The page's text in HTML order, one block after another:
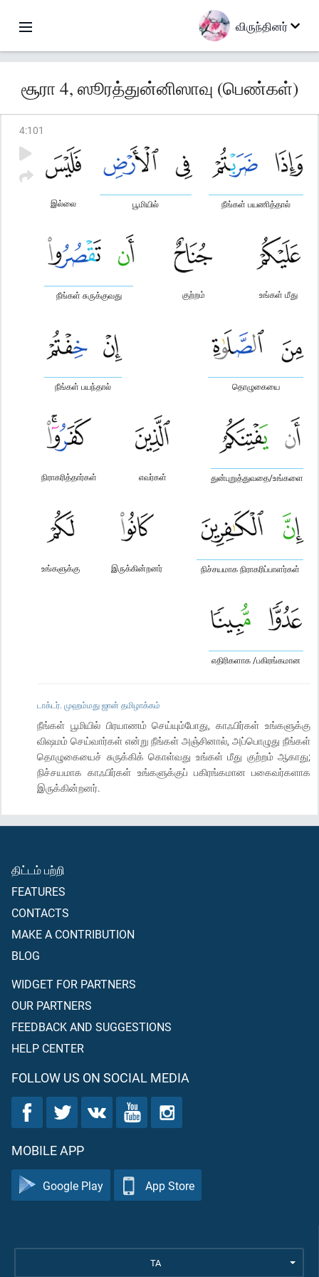
விருந்தினர்
சூரா 4, ஸூரத்துன்னிஸாவு (பெண்கள்)
4:101
நீங்கள் பயணித்தால்
பூமியில்
இல்லை
உங்கள் மீது
குற்றம்
நீங்கள் சுருக்குவது
தொழுகையை
நீங்கள் பயந்தால்
துன்புறுத்துவதை/உங்களை
எவர்கள்
நிராகரித்தார்கள்
நிச்சயமாக நிராகரிப்பாளர்கள்
இருக்கின்றனர்
உங்களுக்கு
எதிரிகளாக /பகிரங்கமான
டாக்டர். முஹம்மது ஜான் தமிழாக்கம்
நீங்கள் பூமியில் பிரயாணம் செய்யும்போது, காஃபிர்கள் உங்களுக்கு
விஷமம் செய்வார்கள் என்று நீங்கள் அஞ்சினால், அப்பொழுது நீங்கள்
தொழுகையைச் சுருக்கிக் கொள்வது உங்கள் மீது குற்றம் ஆகாது;
நிச்சயமாக காஃபிர்கள் உங்களுக்குப் பகிரங்கமான பகைவர்களாக
இருக்கின்றனர்.
திட்டம் பற்றி
FEATURES
CONTACTS
MAKE A CONTRIBUTION
BLOG
WIDGET FOR PARTNERS
OUR PARTNERS
FEEDBACK AND SUGGESTIONS
HELP CENTER
FOLLOW US ON SOCIAL MEDIA
MOBILE APP
Google Play App Store
TA